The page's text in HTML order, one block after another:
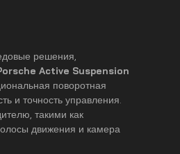
решения,
Active Suspension
поворотная
и точность управления.
такими как
движения и камера